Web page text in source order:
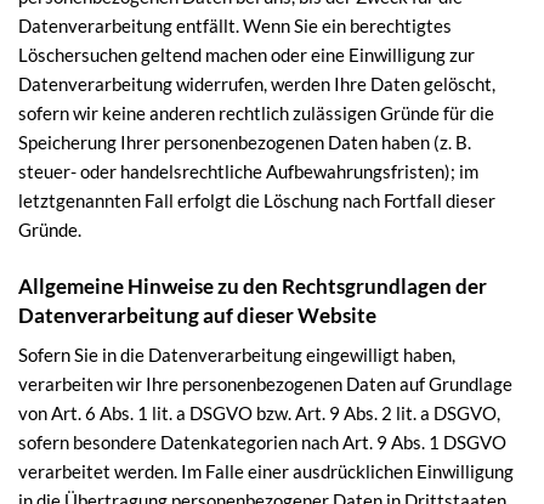
Datenverarbeitung entfällt. Wenn Sie ein berechtigtes
Löschersuchen geltend machen oder eine Einwilligung zur
Datenverarbeitung widerrufen, werden Ihre Daten gelöscht,
sofern wir keine anderen rechtlich zulässigen Gründe für die
Speicherung Ihrer personenbezogenen Daten haben (z. B.
steuer- oder handelsrechtliche Aufbewahrungsfristen); im
letztgenannten Fall erfolgt die Löschung nach Fortfall dieser
Gründe.
Allgemeine Hinweise zu den Rechtsgrundlagen der
Datenverarbeitung auf dieser Website
Sofern Sie in die Datenverarbeitung eingewilligt haben,
verarbeiten wir Ihre personenbezogenen Daten auf Grundlage
von Art. 6 Abs. 1 lit. a DSGVO bzw. Art. 9 Abs. 2 lit. a DSGVO,
sofern besondere Datenkategorien nach Art. 9 Abs. 1 DSGVO
verarbeitet werden. Im Falle einer ausdrücklichen Einwilligung